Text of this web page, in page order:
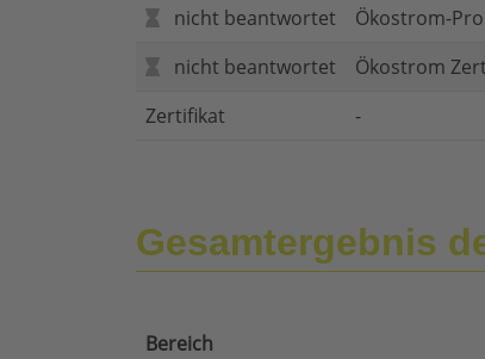
nicht beantwortet
Ökostrom-
nicht beantwortet
Ökostrom
Zertifikat
-
Gesamtergebnis
Bereich